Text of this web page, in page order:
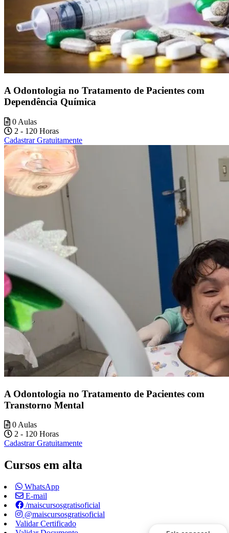
A Odontologia no Tratamento de Pacientes com
Dependência Química
0 Aulas
2 - 120 Horas
Cadastrar Gratuitamente
A Odontologia no Tratamento de Pacientes com
Transtorno Mental
0 Aulas
2 - 120 Horas
Cadastrar Gratuitamente
Cursos em alta
WhatsApp
E-mail
/maiscursosgratisoficial
@maiscursosgratisoficial
Validar Certificado